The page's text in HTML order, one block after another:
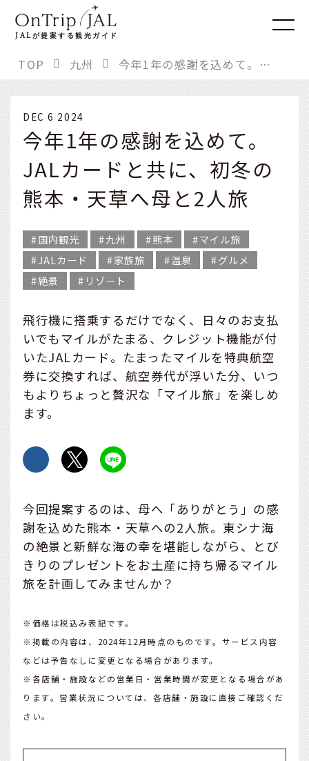
JALが提案する観光ガイド
TOP 九州 今年1年の感謝を込めて。JALカードと共に、初冬の熊本・天草へ母と2人旅
DEC 6 2024
今年1年の感謝を込めて。
JALカードと共に、初冬の
熊本・天草へ母と2人旅
国内観光 九州 熊本
マイル旅
JALカード
家族旅 温泉
グルメ
絶景
リゾート
飛行機に搭乗するだけでなく、日々のお支払
いでもマイルがたまる、クレジット機能が付
いたJALカード。たまったマイルを特典航空
券に交換すれば、航空券代が浮いた分、いつ
もよりちょっと贅沢な「マイル旅」を楽しめ
ます。
今回提案するのは、母へ「ありがとう」の感
謝を込めた熊本・天草への2人旅。東シナ海
の絶景と新鮮な海の幸を堪能しながら、とび
きりのプレゼントをお土産に持ち帰るマイル
旅を計画してみませんか？
※価格は税込み表記です。
※掲載の内容は、2024年12月時点のものです。サービス内容
などは予告なしに変更となる場合があります。
※各店舗・施設などの営業日・営業時間が変更となる場合があ
ります。営業状況については、各店舗・施設に直接ご確認くだ
さい。